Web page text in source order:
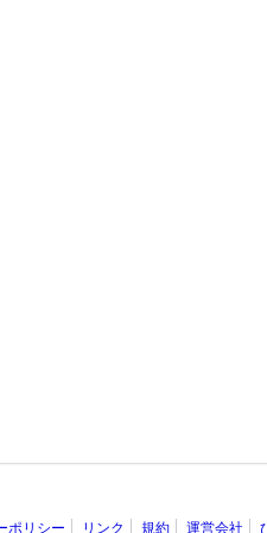
ポリシー リンク 規約 運営会社